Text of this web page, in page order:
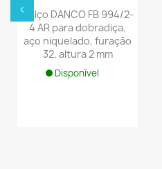
Calço DANCO FB 994/2-
4 AR para dobradiça,
aço niquelado, furação
32, altura 2 mm
Disponível
‹